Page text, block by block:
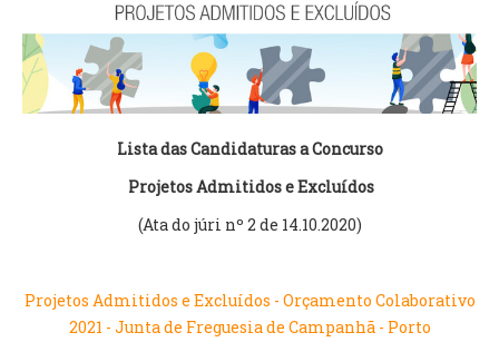
AUTARQUIA
CONSTITUIÇÃO
EXECUTIVO E PELOUROS
ASSEMBLEIA DE FREGUESIA
DOCUMENTOS
Lista das Candidaturas a Concurso
Projetos Admitidos e Excluídos
(Ata do júri nº 2 de 14.10.2020)
Projetos Admitidos e Excluídos - Orçamento Colaborativo
2021 - Junta de Freguesia de Campanhã - Porto